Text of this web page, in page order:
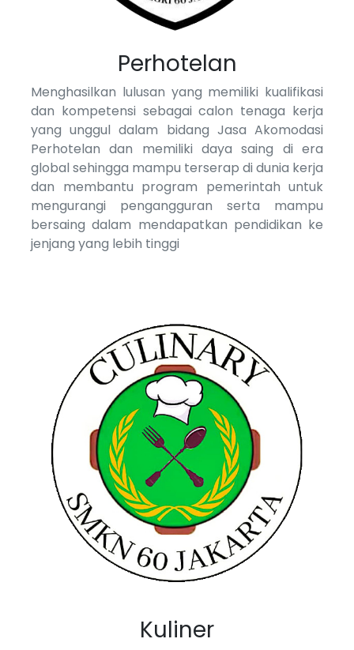
Perhotelan
Menghasilkan lulusan yang memiliki kualifikasi
dan kompetensi sebagai calon tenaga kerja
yang unggul dalam bidang Jasa Akomodasi
Perhotelan dan memiliki daya saing di era
global sehingga mampu terserap di dunia kerja
dan membantu program pemerintah untuk
mengurangi pengangguran serta mampu
bersaing dalam mendapatkan pendidikan ke
jenjang yang lebih tinggi
Kuliner